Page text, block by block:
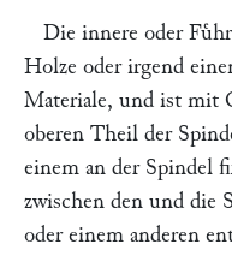
Die innere oder
Holze oder irgend
Materiale, und ist mit
oberen Theil der
einem an der Spindel
zwischen den und die
oder einem anderen